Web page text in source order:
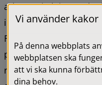
arbetar vi aktivt med
insatser och att skapa
Från och med maj
placerade i
rörelse som påminner
Vi använder kakor
På denna webbplats
webbplatsen ska
att vi ska kunna
dina behov.